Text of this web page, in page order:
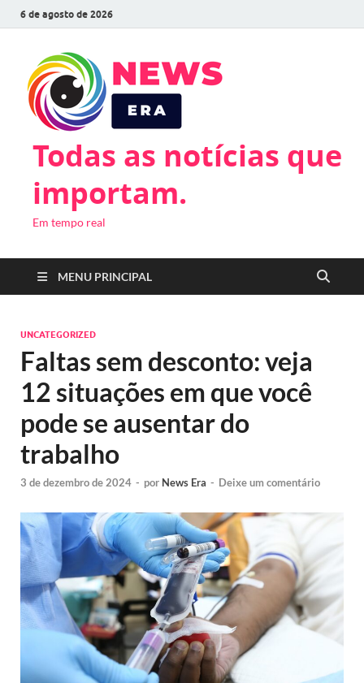
6 de agosto de 2026
Todas as notícias que
importam.
Em tempo real
MENU PRINCIPAL
UNCATEGORIZED
Faltas sem desconto: veja
12 situações em que você
pode se ausentar do
trabalho
3 de dezembro de 2024 - por News Era - Deixe um comentário